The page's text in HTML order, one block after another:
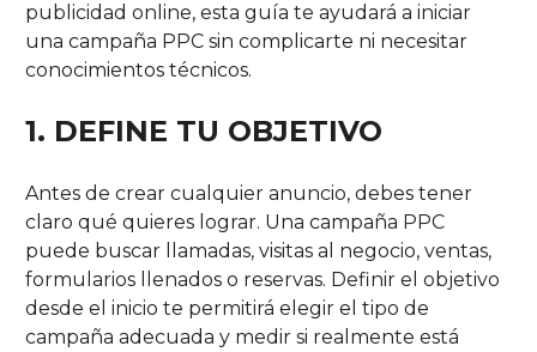
publicidad online, esta guía te ayudará a iniciar
una campaña PPC sin complicarte ni necesitar
conocimientos técnicos.
1. DEFINE TU OBJETIVO
Antes de crear cualquier anuncio, debes tener
claro qué quieres lograr. Una campaña PPC
puede buscar llamadas, visitas al negocio, ventas,
formularios llenados o reservas. Definir el objetivo
desde el inicio te permitirá elegir el tipo de
campaña adecuada y medir si realmente está